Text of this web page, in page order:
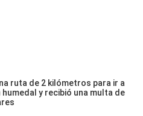
ruta de 2 kilómetros para ir a
humedal y recibió una multa de